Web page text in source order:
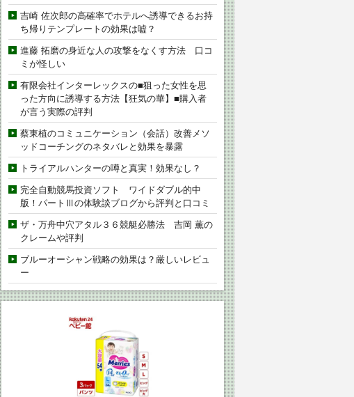
吉崎 佐次郎の高確率でホテルへ誘導できるお持
ち帰りテンプレートの効果は嘘？
進藤 拓磨の身近な人の攻撃をなくす方法 口コ
ミが怪しい
有限会社インターレックスの■狙った女性を思
った方向に誘導する方法【狂気の華】■購入者
が言う実際の評判
蔡東植のコミュニケーション（会話）改善メソ
ッドコーチングのネタバレと効果を暴露
トライアルハンターの噂と真実！効果なし？
完全自動競馬投資ソフト ワイドダブル的中
版！パートⅢの体験談ブログから評判と口コミ
ザ・万舟中穴アタル３６競艇必勝法 吉岡 薫の
クレームや評判
ブルーオーシャン戦略の効果は？厳しいレビュ
ー